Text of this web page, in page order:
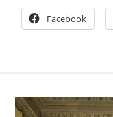
Facebook